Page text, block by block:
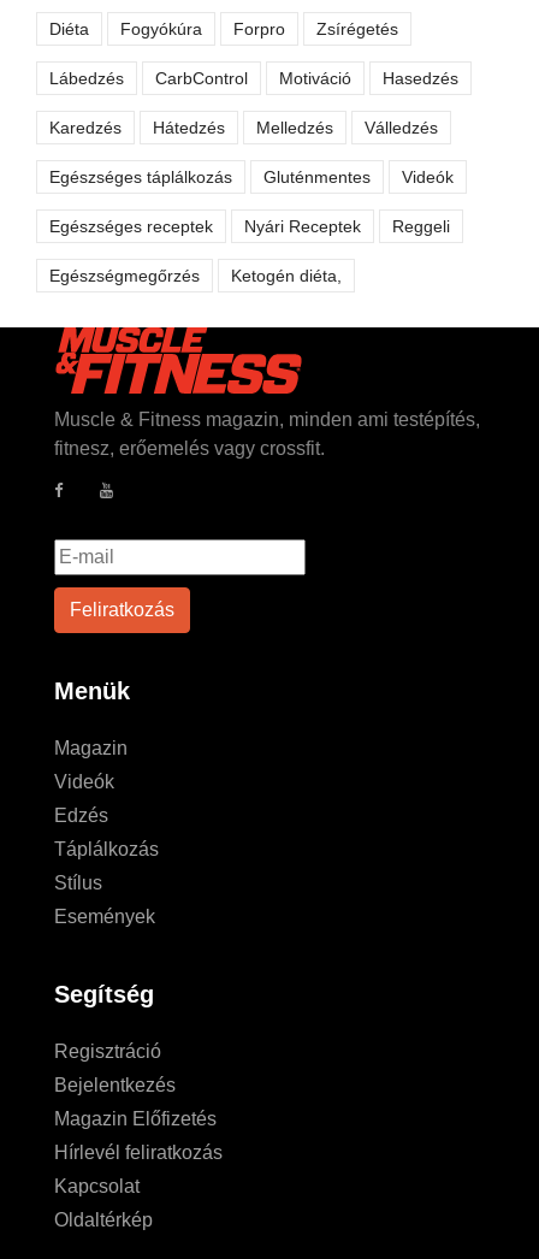
Diéta Fogyókúra Forpro Zsírégetés
Lábedzés CarbControl Motiváció Hasedzés
Karedzés Hátedzés Melledzés Válledzés
Egészséges táplálkozás Gluténmentes Videók
Egészséges receptek Nyári Receptek Reggeli
Egészségmegőrzés Ketogén diéta,
Muscle & Fitness magazin, minden ami testépítés,
fitnesz, erőemelés vagy crossfit.
Menük
Magazin
Videók
Edzés
Táplálkozás
Stílus
Események
Segítség
Regisztráció
Bejelentkezés
Magazin Előfizetés
Hírlevél feliratkozás
Kapcsolat
Oldaltérkép